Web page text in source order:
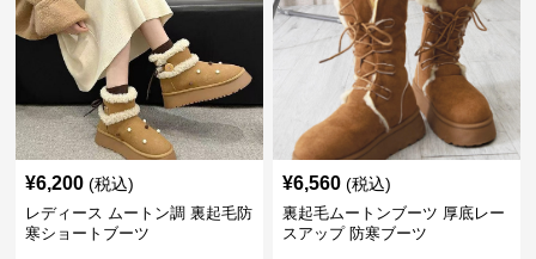
¥6,200 (税込)
レディース ムートン調 裏起毛防
寒ショートブーツ
¥6,560 (税込)
裏起毛ムートンブーツ 厚底レー
スアップ 防寒ブーツ